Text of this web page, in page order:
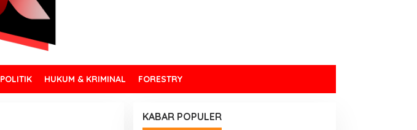
POLITIK HUKUM & KRIMINAL FORESTRY
KABAR POPULER